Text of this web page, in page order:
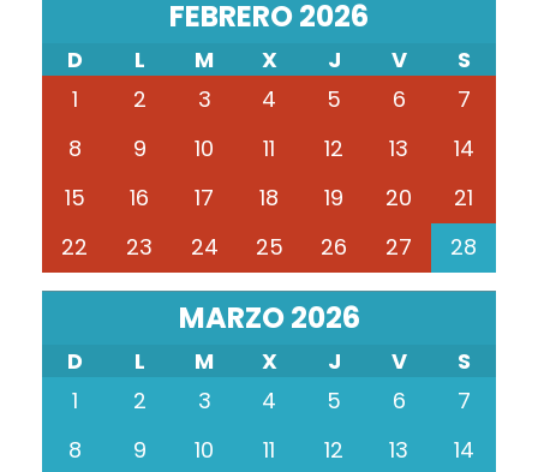
FEBRERO 2026
D L M X J V
S
1
2 3 4 5 6
7
8
9 10 11 12 13
14
15
16 17 18 19 20
21
22
23 24 25 26 27 28
MARZO 2026
D L M X J V
S
1
2 3 4 5 6
7
8
9 10 11 12 13
14